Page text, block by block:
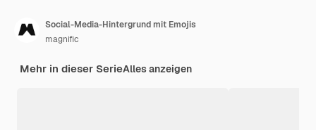
Social-Media-Hintergrund mit Emojis
magnific
Mehr in dieser SerieAlles anzeigen